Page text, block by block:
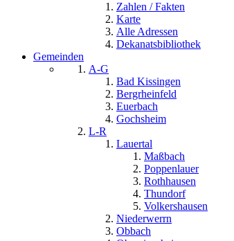
Zahlen / Fakten
Karte
Alle Adressen
Dekanatsbibliothek
Gemeinden
A-G
Bad Kissingen
Bergrheinfeld
Euerbach
Gochsheim
L-R
Lauertal
Maßbach
Poppenlauer
Rothhausen
Thundorf
Volkershausen
Niederwerrn
Obbach